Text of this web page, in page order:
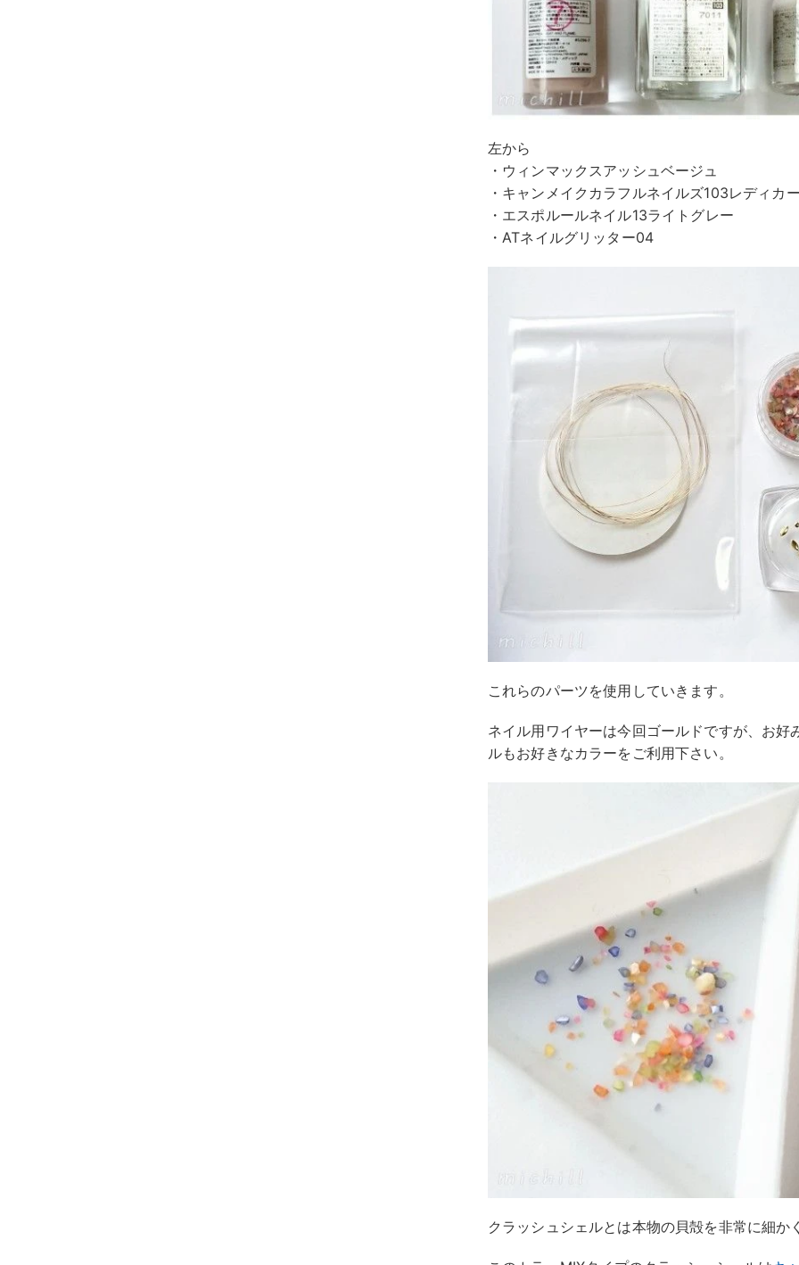
左から
・ウィンマックスアッシュベージュ
・キャンメイクカラフルネイルズ103レディカ
・エスポルールネイル13ライトグレー
・ATネイルグリッター04
これらのパーツを使用していきます。
ネイル用ワイヤーは今回ゴールドですが、お
ルもお好きなカラーをご利用下さい。
クラッシュシェルとは本物の貝殻を非常に細か